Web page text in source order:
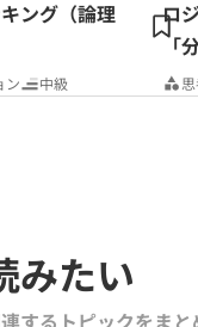
ング（論理
ン 中級
ロ
「
みたい
するトピックをまと